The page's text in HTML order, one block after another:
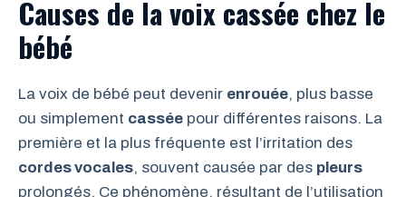
Causes de la voix cassée chez le
bébé
La voix de bébé peut devenir enrouée, plus basse
ou simplement cassée pour différentes raisons. La
première et la plus fréquente est l’irritation des
cordes vocales, souvent causée par des pleurs
prolongés. Ce phénomène, résultant de l’utilisation